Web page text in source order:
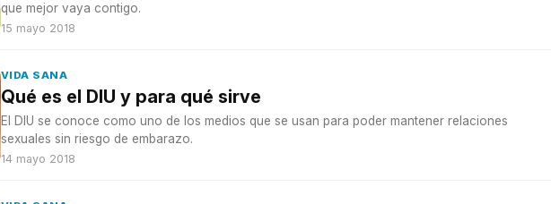
que mejor vaya contigo.
15 mayo 2018
VIDA SANA
Qué es el DIU y para qué sirve
El DIU se conoce como uno de los medios que se usan para poder mantener relaciones
sexuales sin riesgo de embarazo.
14 mayo 2018